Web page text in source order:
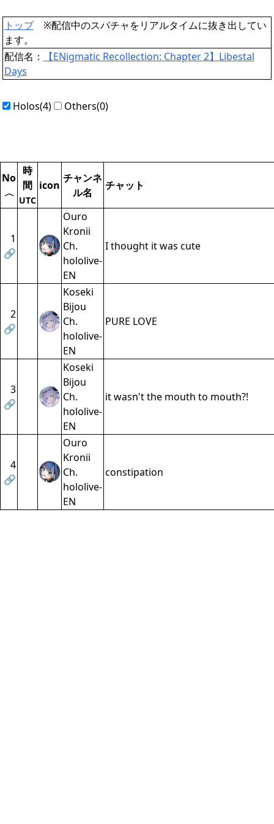
トップ※配信中のスパチャをリアルタイムに抜き出してい
ます。
配信名：
【ENigmatic Recollection: Chapter 2】Libestal
Days
Holos(4) Others(0)
No
〈
時
間
UTC
icon
チャンネ
ル名
チャット
1
🔗
Ouro
Kronii
Ch.
hololive-
EN
I thought it was cute
2
🔗
Koseki
Bijou
Ch.
hololive-
EN
PURE LOVE
3
🔗
Koseki
Bijou
Ch.
hololive-
EN
it wasn't the mouth to mouth?!
4
🔗
Ouro
Kronii
Ch.
hololive-
EN
constipation